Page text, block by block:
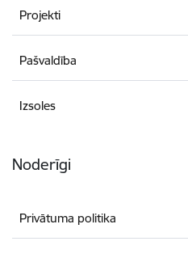
Projekti
Pašvaldība
Izsoles
Noderīgi
Privātuma politika